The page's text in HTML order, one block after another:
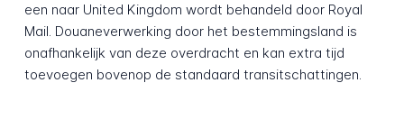
een naar United Kingdom wordt behandeld door Royal
Mail. Douaneverwerking door het bestemmingsland is
onafhankelijk van deze overdracht en kan extra tijd
toevoegen bovenop de standaard transitschattingen.